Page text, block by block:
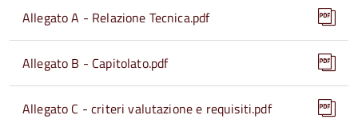
Allegato A - Relazione Tecnica.pdf
Allegato B - Capitolato.pdf
Allegato C - criteri valutazione e requisiti.pdf